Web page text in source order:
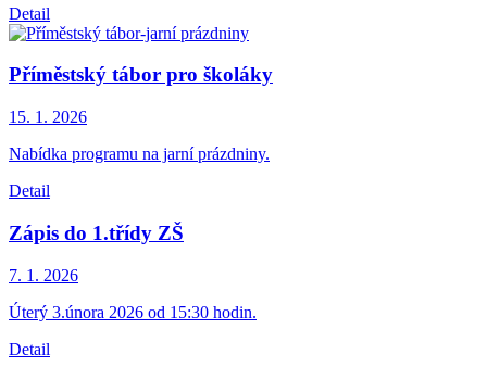
Detail
Příměstský tábor pro školáky
15. 1. 2026
Nabídka programu na jarní prázdniny.
Detail
Zápis do 1.třídy ZŠ
7. 1. 2026
Úterý 3.února 2026 od 15:30 hodin.
Detail